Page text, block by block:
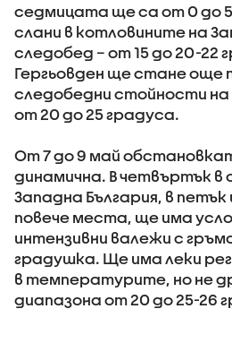
седмицата ще са от 0 до
слани в котловините на
следобед – от 15 до 20-22
Гергьовден ще стане още
следобедни стойности
от 20 до 25 градуса.
От 7 до 9 май
динамична. В четвъртък в
Западна България, в
повече места, ще има
интензивни валежи с
градушка. Ще има леки
в температурите, но не
диапазона от 20 до 25-26